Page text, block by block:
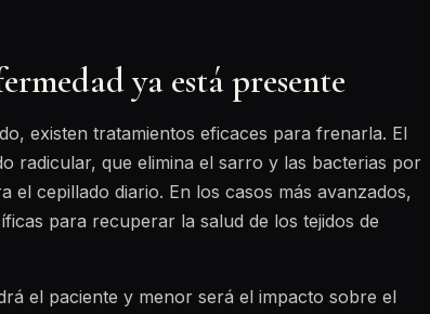
ya está presente
existen tratamientos eficaces para frenarla. El
radicular, que elimina el sarro y las bacterias por
el cepillado diario. En los casos más avanzados,
para recuperar la salud de los tejidos de
el paciente y menor será el impacto sobre el